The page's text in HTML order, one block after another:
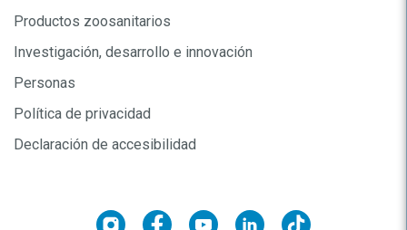
Productos zoosanitarios
Investigación, desarrollo e innovación
Personas
Política de privacidad
Declaración de accesibilidad